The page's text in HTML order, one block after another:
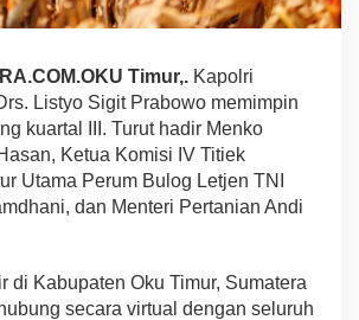
Timur,. Kapolri
Listyo Sigit Prabowo memimpin
kuartal III. Turut hadir Menko
Ketua Komisi IV Titiek
Utama Perum Bulog Letjen TNI
dan Menteri Pertanian Andi
di Kabupaten Oku Timur, Sumatera
secara virtual dengan seluruh